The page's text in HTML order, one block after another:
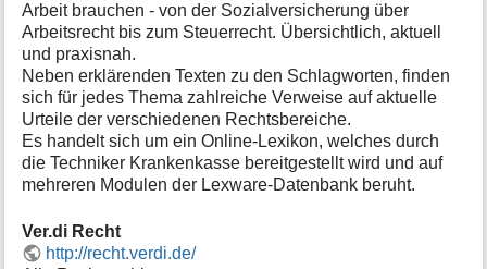
Arbeit brauchen - von der Sozialversicherung über
Arbeitsrecht bis zum Steuerrecht. Übersichtlich, aktuell
und praxisnah.
Neben erklärenden Texten zu den Schlagworten, finden
sich für jedes Thema zahlreiche Verweise auf aktuelle
Urteile der verschiedenen Rechtsbereiche.
Es handelt sich um ein Online-Lexikon, welches durch
die Techniker Krankenkasse bereitgestellt wird und auf
mehreren Modulen der Lexware-Datenbank beruht.
Ver.di Recht
http://recht.verdi.de/